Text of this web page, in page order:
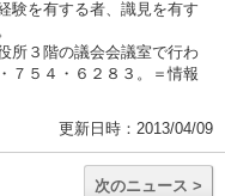
験を有する者、識見を有す
所３階の議会会議室で行わ
７５４・６２８３。＝情報
更新日時：2013/04/09
次のニュース >